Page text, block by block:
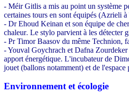
- Méir Gitlis a mis au point un système
certaines tours en sont équipés (Azrieli
- Dr Ehoud Keinan et son équipe de
chaleur. Le stylo parvient à les détecter
- Pr Timor Baasov du même Technion,
- Youval Goychrach et Dafna
apport énergétique. L'incubateur de
jouet (ballons notamment) et de l'espace
Environnement et écologie